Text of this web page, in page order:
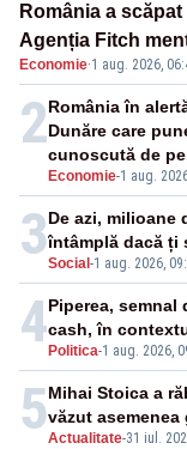
România a
Agenția Fitch
negativă
Economie·1 aug. 2026,
2
Economie-1 aug.
România în
Dunăre care
cunoscută de
3Social -1 aug. 2026,
De azi, milioane
întâmplă dacă ți
4 Politica-1 aug. 2026,
Piperea, semnal
cash, în
5Actualitate-31 iul.
Mihai Stoica a
văzut asemenea